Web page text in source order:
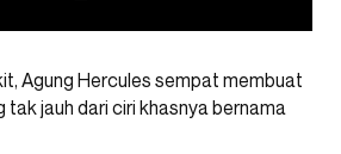
Agung Hercules sempat membuat
tak jauh dari ciri khasnya bernama